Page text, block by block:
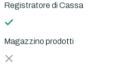
Registratore di Cassa
Magazzino prodotti